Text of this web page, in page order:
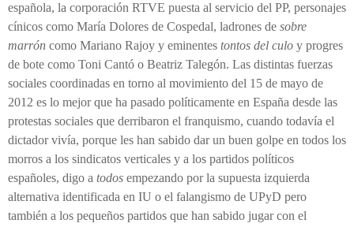
española, la corporación RTVE puesta al servicio del PP, personajes
cínicos como María Dolores de Cospedal, ladrones de sobre
marrón como Mariano Rajoy y eminentes tontos del culo y progres
de bote como Toni Cantó o Beatriz Talegón. Las distintas fuerzas
sociales coordinadas en torno al movimiento del 15 de mayo de
2012 es lo mejor que ha pasado políticamente en España desde las
protestas sociales que derribaron el franquismo, cuando todavía el
dictador vivía, porque les han sabido dar un buen golpe en todos los
morros a los sindicatos verticales y a los partidos políticos
españoles, digo a todos empezando por la supuesta izquierda
alternativa identificada en IU o el falangismo de UPyD pero
también a los pequeños partidos que han sabido jugar con el